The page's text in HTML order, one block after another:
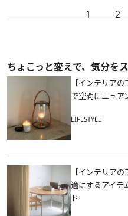
1 2
ちょこっと変えで、気分を
【インテリア
で空間にニュア
LIFESTYLE
【インテリア
適にするアイテ
ド